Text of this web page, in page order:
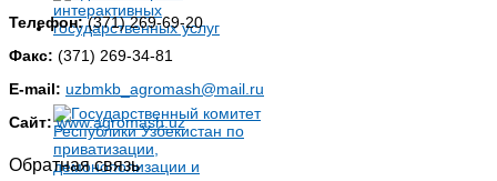
Телефон:(371) 269-69-20
Факс: (371) 269-34-81
E-mail: uzbmkb_agromash@mail.ru
Сайт: www.agromash.uz
Обратная связь